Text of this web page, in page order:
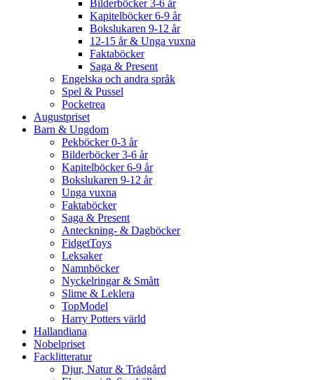
Bilderböcker 3-6 år
Kapitelböcker 6-9 år
Bokslukaren 9-12 år
12-15 år & Unga vuxna
Faktaböcker
Saga & Present
Engelska och andra språk
Spel & Pussel
Pocketrea
Augustpriset
Barn & Ungdom
Pekböcker 0-3 år
Bilderböcker 3-6 år
Kapitelböcker 6-9 år
Bokslukaren 9-12 år
Unga vuxna
Faktaböcker
Saga & Present
Anteckning- & Dagböcker
FidgetToys
Leksaker
Namnböcker
Nyckelringar & Smått
Slime & Leklera
TopModel
Harry Potters värld
Hallandiana
Nobelpriset
Facklitteratur
Djur, Natur & Trädgård